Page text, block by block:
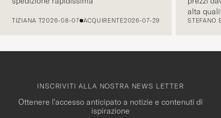
PRECEDENTE
TIZIANA T2026-08-07 ACQUIRENTE2026-07-29
alta
STEFANO
INSCRIVITI ALLA NOSTRA NEWS LETTER
Ottenere l'accesso anticipato a notizie e contenuti di
ispirazione